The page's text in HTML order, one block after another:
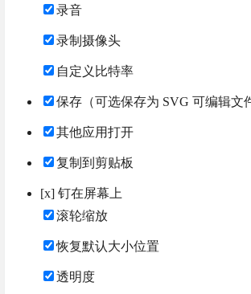
录音
录制摄像头
自定义比特率
保存（可选保存为 SVG 可编辑文
其他应用打开
复制到剪贴板
[x] 钉在屏幕上
滚轮缩放
恢复默认大小位置
透明度